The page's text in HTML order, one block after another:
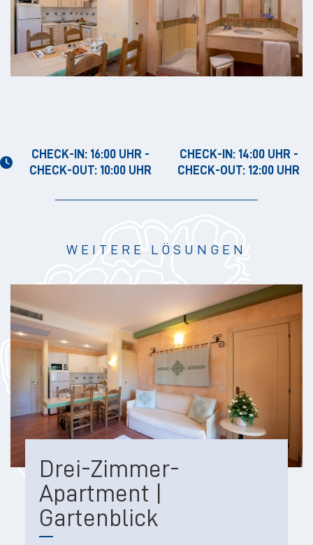
CHECK-IN: 16:00 UHR -
CHECK-OUT: 10:00 UHR
CHECK-IN: 14:00 UHR -
CHECK-OUT: 12:00 UHR
WEITERE LÖSUNGEN
Drei-Zimmer-
Apartment |
Gartenblick